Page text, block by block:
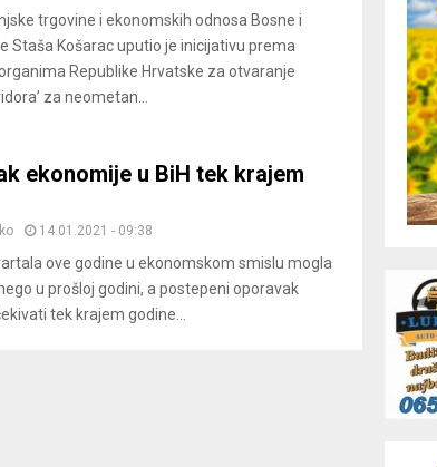
trgovine i ekonomskih odnosa Bosne i
Staša Košarac uputio je inicijativu prema
Republike Hrvatske za otvaranje
za neometan...
ekonomije u BiH tek krajem
14.01.2021 - 09:38
ove godine u ekonomskom smislu mogla
u prošloj godini, a postepeni oporavak
tek krajem godine...